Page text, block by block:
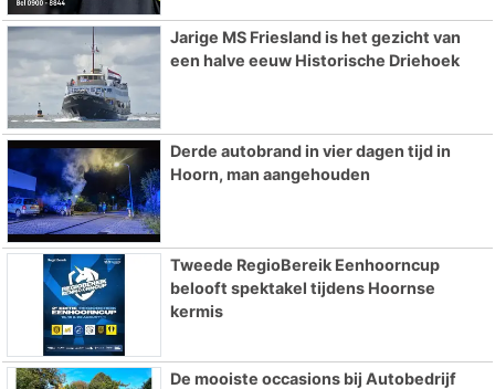
Jarige MS Friesland is het gezicht van
een halve eeuw Historische Driehoek
Derde autobrand in vier dagen tijd in
Hoorn, man aangehouden
Tweede RegioBereik Eenhoorncup
belooft spektakel tijdens Hoornse
kermis
De mooiste occasions bij Autobedrijf